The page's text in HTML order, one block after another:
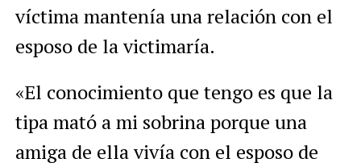
víctima mantenía una relación con el
esposo de la victimaría.
«El conocimiento que tengo es que la
tipa mató a mi sobrina porque una
amiga de ella vivía con el esposo de